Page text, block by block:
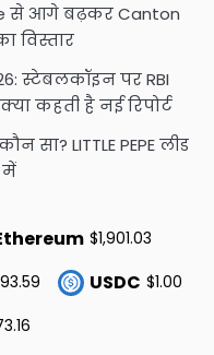
से आगे बढ़कर Canton
विस्तार
स्टेबलकॉइन पर RBI
कहती है नई रिपोर्ट
सा? LITTLE PEPE लीड
में
$1,901.03
USDC $1.00